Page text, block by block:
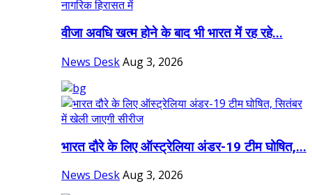
वीजा अवधि खत्म होने के बाद भी भारत में रह रहे...
News DeskAug 3, 2026
भारत दौरे के लिए ऑस्ट्रेलिया अंडर-19 टीम घोषित,...
News DeskAug 3, 2026